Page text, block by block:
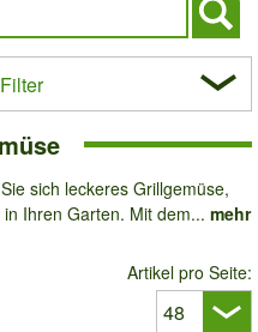
Filter
sich leckeres Grillgemüse,
Ihren Garten. Mit dem... mehr
Artikel pro Seite: